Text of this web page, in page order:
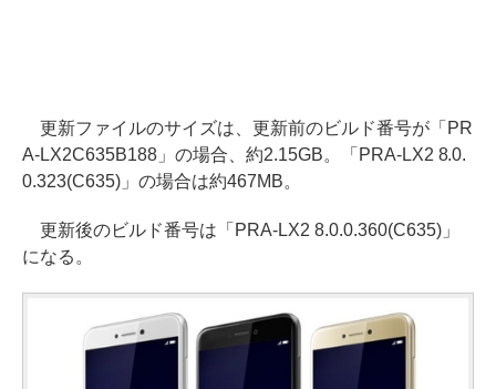
更新ファイルのサイズは、更新前のビルド番号が「PR
A-LX2C635B188」の場合、約2.15GB。「PRA-LX2 8.0.
0.323(C635)」の場合は約467MB。
更新後のビルド番号は「PRA-LX2 8.0.0.360(C635)」
になる。